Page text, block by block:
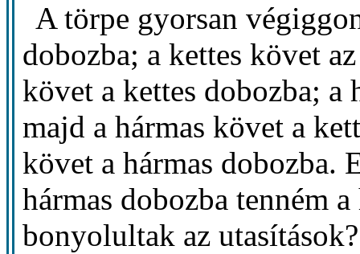
A törpe gyorsan
dobozba; a kettes követ
követ a kettes dobozba; a
majd a hármas követ a
követ a hármas dobozba.
hármas dobozba tenném
bonyolultak az utasítások?